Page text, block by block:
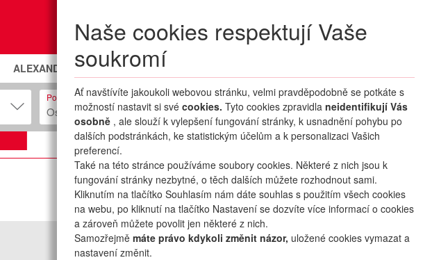
MojePřihlášení
Naše cookies respektují Vaše
soukromí
Ať navštívíte jakoukoli webovou stránku, velmi pravděpodobně se potkáte s
možností nastavit si své cookies. Tyto cookies zpravidla neidentifikují Vás
osobně , ale slouží k vylepšení fungování stránky, k usnadnění pohybu po
dalších podstránkách, ke statistickým účelům a k personalizaci Vašich
preferencí.
Také na této stránce používáme soubory cookies. Některé z nich jsou k
fungování stránky nezbytné, o těch dalších můžete rozhodnout sami.
Kliknutím na tlačítko Souhlasím nám dáte souhlas s použitím všech cookies
na webu, po kliknutí na tlačítko Nastavení se dozvíte více informací o cookies
a zároveň můžete povolit jen některé z nich.
Samozřejmě máte právo kdykoli změnit názor, uložené cookies vymazat a
nastavení změnit.
ALEXANDRIA PREMIUM CLUB
Počet osob
Osob: 2 + 0 HLEDAT ZÁJEZDY
oblíbené sdílet